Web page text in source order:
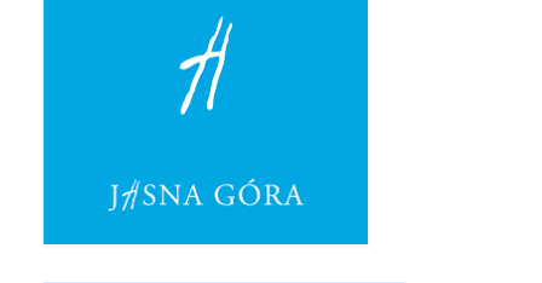
Opłatek Wspólnot Parafialnych
Galerie 2019
Triduum St. Kostka 2019
Posługa Siostry Elekty